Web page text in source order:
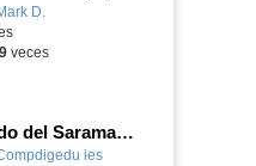
D.
9veces
El Zumbido del Saramago 3x22: Programa de cine
ies